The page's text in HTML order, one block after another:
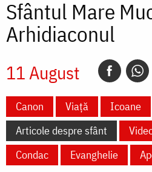
Sfântul Mare
Arhidiaconul
11 August
Canon Viață
Icoane
Articole despre sfânt
Condac
Evanghelie